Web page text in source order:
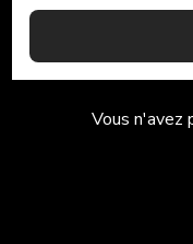
Vous n'avez